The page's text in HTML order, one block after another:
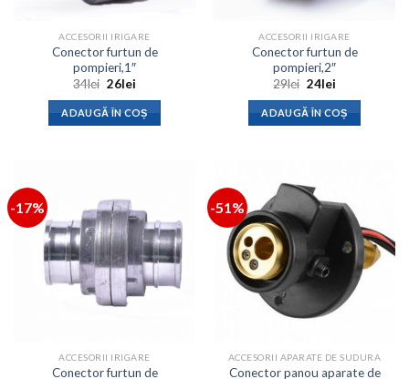
ACCESORII IRIGARE
Conector furtun de
pompieri,1″
34lei Prețul
a
fost:
34lei.
26leiPrețul
este:
26lei.
ADAUGĂ ÎN COȘ
ACCESORII IRIGARE
Conector furtun de
pompieri,2″
29lei Prețul
a
fost:
29lei.
24leiPrețul
este:
24lei.
ADAUGĂ ÎN COȘ
-17%
ACCESORII IRIGARE
Conector furtun de
-51%
ACCESORII APARATE DE SUDURA
Conector panou aparate de